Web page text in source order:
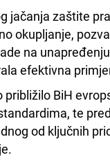
jačanja zaštite
okupljanje,
na
efektivna
približilo BiH
te
od ključnih